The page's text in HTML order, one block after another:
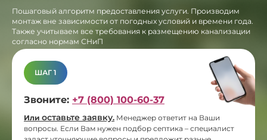
Пошаговый алгоритм предоставления услуги. Производим
монтаж вне зависимости от погодных условий и времени года.
Также учитываем все требования к размещению канализации
согласно нормам СНиП
ШАГ 1
Звоните: +7 (800) 100-60-37
Или оставьте заявку. Менеджер ответит на Ваши
вопросы. Если Вам нужен подбор септика – специалист